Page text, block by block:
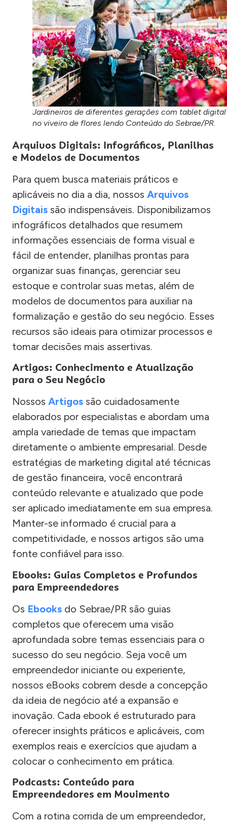
Jardineiros de diferentes gerações com tablet digital
no viveiro de flores lendo Conteúdo do Sebrae/PR.
Arquivos Digitais: Infográficos, Planilhas
e Modelos de Documentos
Para quem busca materiais práticos e
aplicáveis no dia a dia, nossos Arquivos
Digitais são indispensáveis. Disponibilizamos
infográficos detalhados que resumem
informações essenciais de forma visual e
fácil de entender, planilhas prontas para
organizar suas finanças, gerenciar seu
estoque e controlar suas metas, além de
modelos de documentos para auxiliar na
formalização e gestão do seu negócio. Esses
recursos são ideais para otimizar processos e
tomar decisões mais assertivas.
Artigos: Conhecimento e Atualização
para o Seu Negócio
Nossos Artigos são cuidadosamente
elaborados por especialistas e abordam uma
ampla variedade de temas que impactam
diretamente o ambiente empresarial. Desde
estratégias de marketing digital até técnicas
de gestão financeira, você encontrará
conteúdo relevante e atualizado que pode
ser aplicado imediatamente em sua empresa.
Manter-se informado é crucial para a
competitividade, e nossos artigos são uma
fonte confiável para isso.
Ebooks: Guias Completos e Profundos
para Empreendedores
Os Ebooks do Sebrae/PR são guias
completos que oferecem uma visão
aprofundada sobre temas essenciais para o
sucesso do seu negócio. Seja você um
empreendedor iniciante ou experiente,
nossos eBooks cobrem desde a concepção
da ideia de negócio até a expansão e
inovação. Cada ebook é estruturado para
oferecer insights práticos e aplicáveis, com
exemplos reais e exercícios que ajudam a
colocar o conhecimento em prática.
Podcasts: Conteúdo para
Empreendedores em Movimento
Com a rotina corrida de um empreendedor,